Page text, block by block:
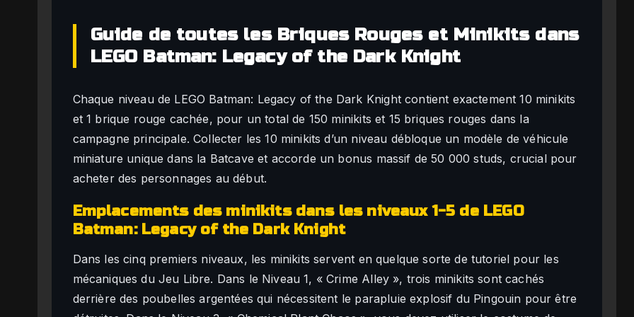
Guide de toutes les Briques Rouges et Minikits dans
LEGO Batman: Legacy of the Dark Knight
Chaque niveau de LEGO Batman: Legacy of the Dark Knight contient exactement 10 minikits
et 1 brique rouge cachée, pour un total de 150 minikits et 15 briques rouges dans la
campagne principale. Collecter les 10 minikits d’un niveau débloque un modèle de véhicule
miniature unique dans la Batcave et accorde un bonus massif de 50 000 studs, crucial pour
acheter des personnages au début.
Emplacements des minikits dans les niveaux 1-5 de LEGO
Batman: Legacy of the Dark Knight
Dans les cinq premiers niveaux, les minikits servent en quelque sorte de tutoriel pour les
mécaniques du Jeu Libre. Dans le Niveau 1, « Crime Alley », trois minikits sont cachés
derrière des poubelles argentées qui nécessitent le parapluie explosif du Pingouin pour être